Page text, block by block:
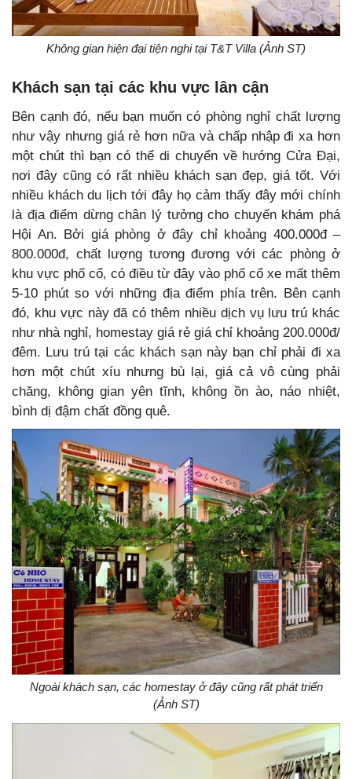
Không gian hiện đại tiện nghi tại T&T Villa (Ảnh ST)
Khách sạn tại các khu vực lân cận
Bên cạnh đó, nếu bạn muốn có phòng nghỉ chất lượng
như vậy nhưng giá rẻ hơn nữa và chấp nhập đi xa hơn
một chút thì bạn có thể di chuyển về hướng Cửa Đại,
nơi đây cũng có rất nhiều khách sạn đẹp, giá tốt. Với
nhiều khách du lịch tới đây họ cảm thấy đây mới chính
là địa điểm dừng chân lý tưởng cho chuyến khám phá
Hội An. Bởi giá phòng ở đây chỉ khoảng 400.000đ –
800.000đ, chất lượng tương đương với các phòng ở
khu vực phố cổ, có điều từ đây vào phố cổ xe mất thêm
5-10 phút so với những địa điểm phía trên. Bên cạnh
đó, khu vực này đã có thêm nhiều dịch vụ lưu trú khác
như nhà nghỉ, homestay giá rẻ giá chỉ khoảng 200.000đ/
đêm. Lưu trú tại các khách sạn này bạn chỉ phải đi xa
hơn một chút xíu nhưng bù lại, giá cả vô cùng phải
chăng, không gian yên tĩnh, không ồn ào, náo nhiệt,
bình dị đậm chất đồng quê.
Ngoài khách sạn, các homestay ở đây cũng rất phát triển
(Ảnh ST)